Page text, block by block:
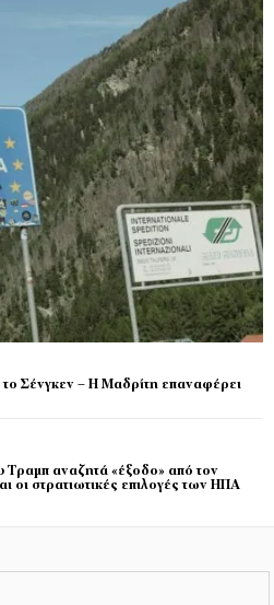
το Σένγκεν – Η Μαδρίτη επαναφέρει
Τραμπ αναζητά «έξοδο» από τον
οι στρατιωτικές επιλογές των ΗΠΑ